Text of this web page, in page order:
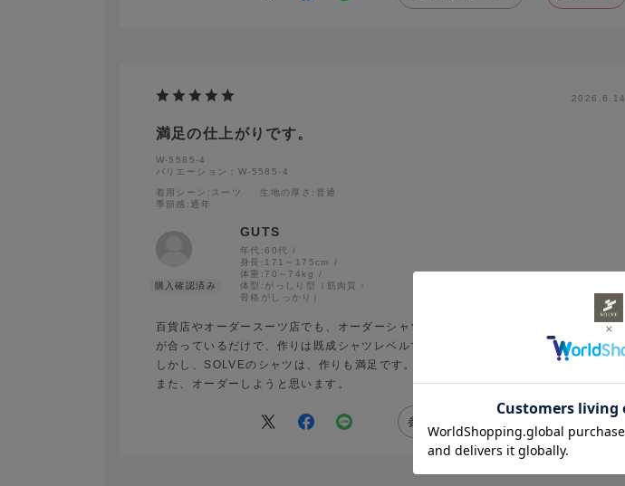
2026.6.14
満足の仕上がりです。
W-5585-4
バリエーション：W-5585-4
着用シーン :スーツ 生地の厚さ :普通
季節感 :通年
GUTS
年代:60代
身長: 171～175cm
体重: 70～74kg
体型: がっしり型（筋肉質・
骨格がしっかり）
百貨店やオーダースーツ店でも、オーダーシャツを購入したことはありますが、寸法
が合っているだけで、作りは既成シャツレベルであることが少なくありません。
しかし、SOLVEのシャツは、作りも満足です。
また、オーダーしようと思います。
参考になった 0